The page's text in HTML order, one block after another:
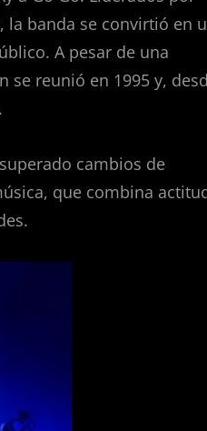
la banda se convirtió en
A pesar de una
se reunió en 1995 y,
cambios de
que combina